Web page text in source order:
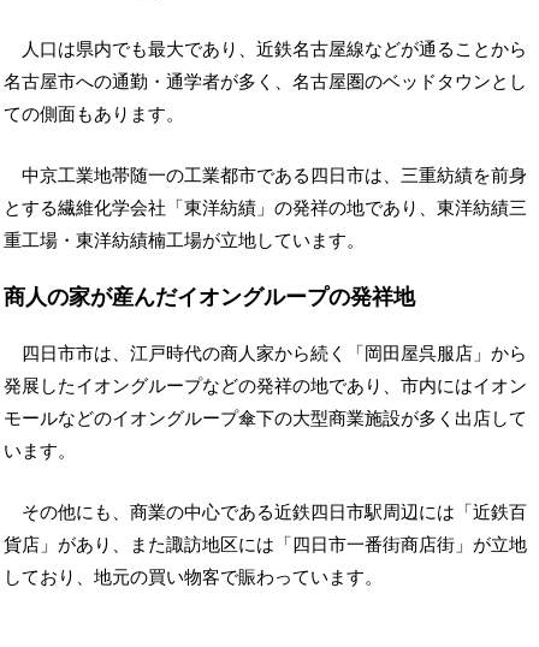
人口は県内でも最大であり、近鉄名古屋線などが通ることから
名古屋市への通勤・通学者が多く、名古屋圏のベッドタウンとし
ての側面もあります。
中京工業地帯随一の工業都市である四日市は、三重紡績を前身
とする繊維化学会社「東洋紡績」の発祥の地であり、東洋紡績三
重工場・東洋紡績楠工場が立地しています。
商人の家が産んだイオングループの発祥地
四日市市は、江戸時代の商人家から続く「岡田屋呉服店」から
発展したイオングループなどの発祥の地であり、市内にはイオン
モールなどのイオングループ傘下の大型商業施設が多く出店して
います。
その他にも、商業の中心である近鉄四日市駅周辺には「近鉄百
貨店」があり、また諏訪地区には「四日市一番街商店街」が立地
しており、地元の買い物客で賑わっています。